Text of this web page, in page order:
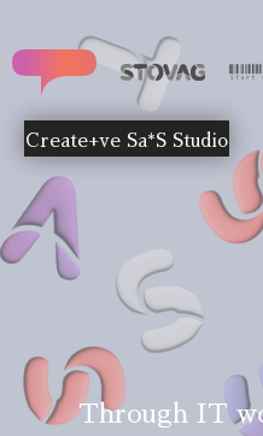
T hroug h T w
Create+ve Sa*S Studio